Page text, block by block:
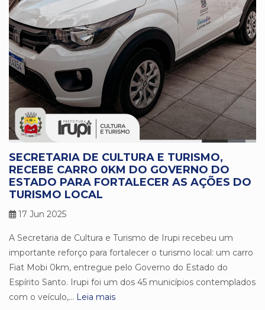
SECRETARIA DE CULTURA E TURISMO,
RECEBE CARRO 0KM DO GOVERNO DO
ESTADO PARA FORTALECER AS AÇÕES DO
TURISMO LOCAL
17 Jun 2025
A Secretaria de Cultura e Turismo de Irupi recebeu um
importante reforço para fortalecer o turismo local: um carro
Fiat Mobi 0km, entregue pelo Governo do Estado do
Espírito Santo. Irupi foi um dos 45 municípios contemplados
com o veículo,... Leia mais